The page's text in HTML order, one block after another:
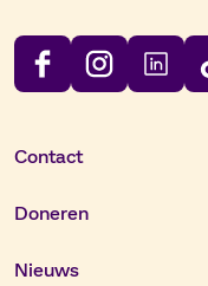
Contact
Doneren
Nieuws